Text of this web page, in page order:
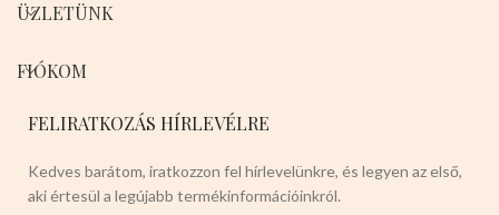
ÜZLETÜNK
FIÓKOM
FELIRATKOZÁS HÍRLEVÉLRE
Kedves barátom, iratkozzon fel hírlevelünkre, és legyen az első,
aki értesül a legújabb termékinformációinkról.